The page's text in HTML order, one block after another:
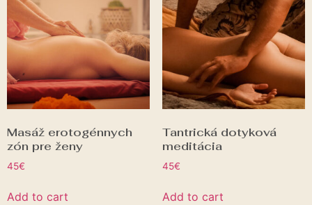
Masáž erotogénnych
zón pre ženy
45€
Add to cart
Tantrická dotyková
meditácia
45€
Add to cart